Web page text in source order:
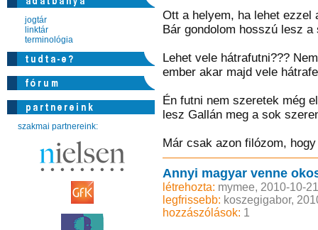
jogtár
linktár
terminológia
szakmai partnereink:
Ott a helyem, ha lehet ezzel
Bár gondolom hosszú lesz a
Lehet vele hátrafutni???
ember akar majd vele
Én futni nem szeretek még
lesz Gallán meg a sok
Már csak azon filózom,
Annyi magyar venne
létrehozta: mymee, 2010-10-
legfrissebb: koszegigabor,
hozzászólások: 1